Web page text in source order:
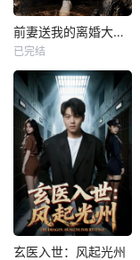
前妻送我的离婚大礼包
已完结
玄医入世：风起光州